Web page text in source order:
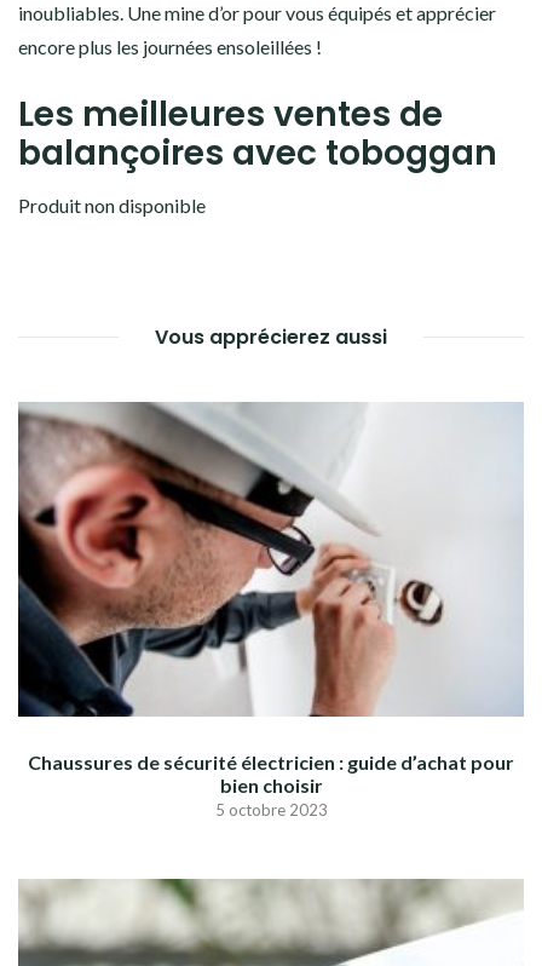
inoubliables. Une mine d’or pour vous équipés et apprécier
encore plus les journées ensoleillées !
Les meilleures ventes de
balançoires avec toboggan
Produit non disponible
Vous apprécierez aussi
Chaussures de sécurité électricien : guide d’achat pour
bien choisir
5 octobre 2023